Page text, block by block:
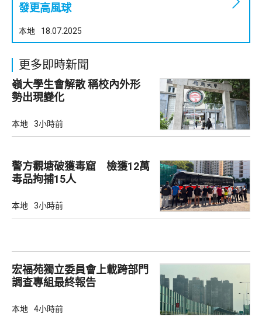
發更高風球
本地 18.07.2025
更多即時新聞
嶺大學生會解散 稱校內外形
勢出現變化
本地 3小時前
警方觀塘破獲毒窟 檢獲12萬
毒品拘捕15人
本地 3小時前
宏福苑獨立委員會上載跨部門
調查專組最終報告
本地 4小時前